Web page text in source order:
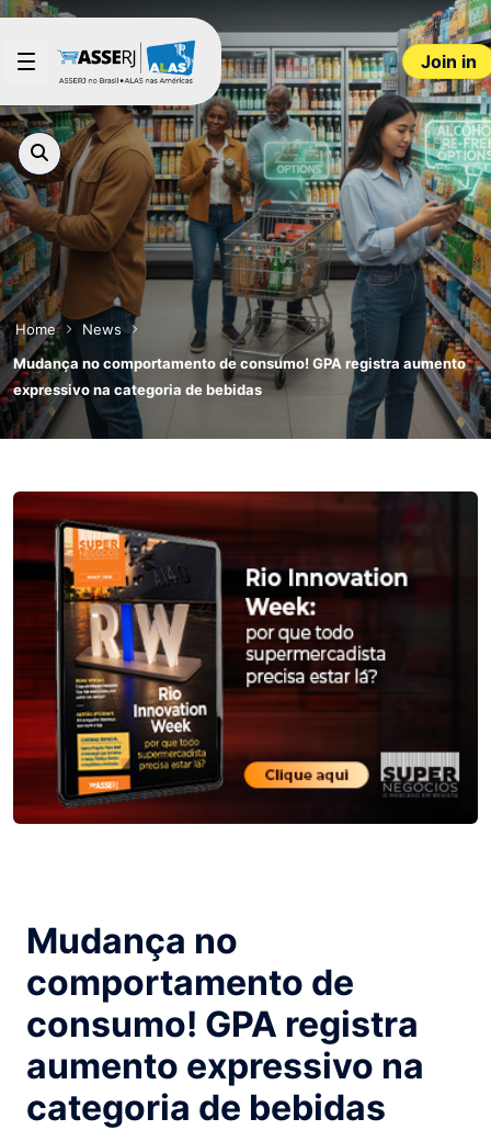
Skip to Main Content
Join in
Home
News
Mudança no comportamento de consumo! GPA registra aumento
expressivo na categoria de bebidas
Mudança no
comportamento de
consumo! GPA registra
aumento expressivo na
categoria de bebidas